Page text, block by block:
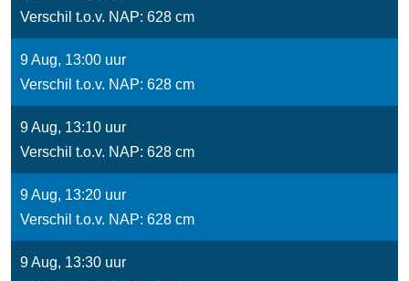
Verschil t.o.v. NAP: 628 cm
9 Aug, 13:00 uur
Verschil t.o.v. NAP: 628 cm
9 Aug, 13:10 uur
Verschil t.o.v. NAP: 628 cm
9 Aug, 13:20 uur
Verschil t.o.v. NAP: 628 cm
9 Aug, 13:30 uur